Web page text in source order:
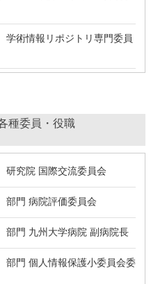
学術情報リポジトリ専門委員
種委員・役職
研究院 国際交流委員会
部門 病院評価委員会
部門 九州大学病院 副病院長
部門 個人情報保護小委員会委